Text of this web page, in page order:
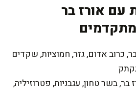
עם אורז בר
כרוב אדום, גזר, חמוציות, שקדים
בשר טחון, עגבניות, פטרוזיליה,